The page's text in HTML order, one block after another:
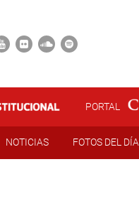
PORTAL
NOTICIAS FOTOS DEL DÍA